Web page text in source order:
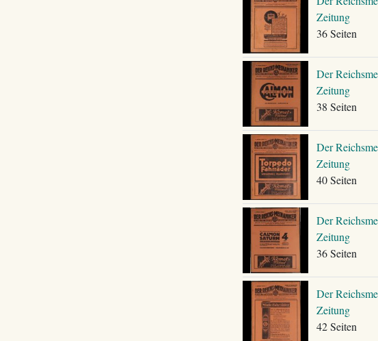
Zeitung
36 Seiten
Der
Zeitung
38 Seiten
Der
Zeitung
40 Seiten
Der
Zeitung
36 Seiten
Der
Zeitung
42 Seiten